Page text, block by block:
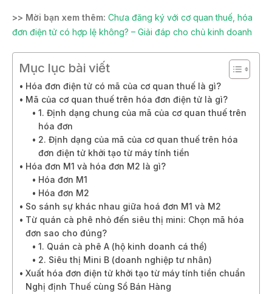
>> Mời bạn xem thêm: Chưa đăng ký với cơ quan thuế, hóa
đơn điện tử có hợp lệ không? – Giải đáp cho chủ kinh doanh
Mục lục bài viết
Hóa đơn điện tử có mã của cơ quan thuế là gì?
Mã của cơ quan thuế trên hóa đơn điện tử là gì?
1. Định dạng chung của mã của cơ quan thuế trên
hóa đơn
2. Định dạng của mã của cơ quan thuế trên hóa
đơn điện tử khởi tạo từ máy tính tiền
Hóa đơn M1 và hóa đơn M2 là gì?
Hóa đơn M1
Hóa đơn M2
So sánh sự khác nhau giữa hoá đơn M1 và M2
Từ quán cà phê nhỏ đến siêu thị mini: Chọn mã hóa
đơn sao cho đúng?
1. Quán cà phê A (hộ kinh doanh cá thể)
2. Siêu thị Mini B (doanh nghiệp tư nhân)
Xuất hóa đơn điện tử khởi tạo từ máy tính tiền chuẩn
Nghị định Thuế cùng Sổ Bán Hàng